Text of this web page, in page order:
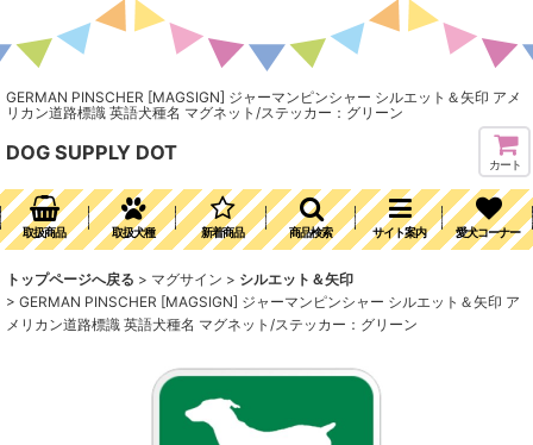
GERMAN PINSCHER [MAGSIGN] ジャーマンピンシャー シルエット＆矢印 アメ
リカン道路標識 英語犬種名 マグネット/ステッカー：グリーン
DOG SUPPLY DOT
カート
取扱商品 取扱犬種 新着商品 商品検索 サイト案内 愛犬コーナー
トップページへ戻る > マグサイン > シルエット＆矢印
> GERMAN PINSCHER [MAGSIGN] ジャーマンピンシャー シルエット＆矢印 ア
メリカン道路標識 英語犬種名 マグネット/ステッカー：グリーン